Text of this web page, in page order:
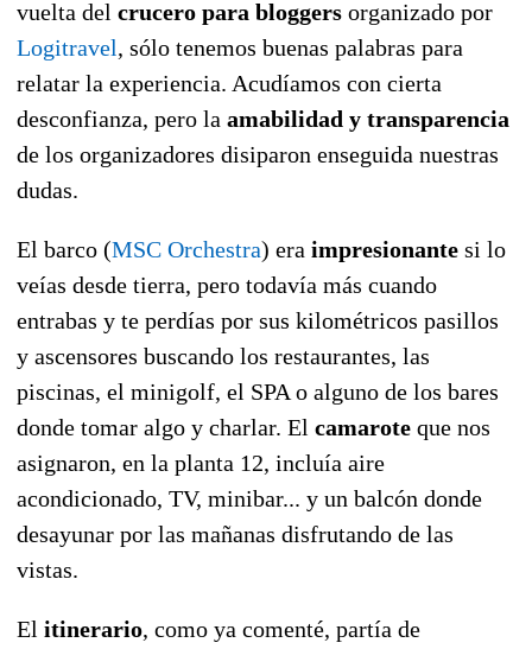
vuelta del crucero para bloggers organizado por
Logitravel, sólo tenemos buenas palabras para
relatar la experiencia. Acudíamos con cierta
desconfianza, pero la amabilidad y transparencia
de los organizadores disiparon enseguida nuestras
dudas.
El barco (MSC Orchestra) era impresionante si lo
veías desde tierra, pero todavía más cuando
entrabas y te perdías por sus kilométricos pasillos
y ascensores buscando los restaurantes, las
piscinas, el minigolf, el SPA o alguno de los bares
donde tomar algo y charlar. El camarote que nos
asignaron, en la planta 12, incluía aire
acondicionado, TV, minibar... y un balcón donde
desayunar por las mañanas disfrutando de las
vistas.
El itinerario, como ya comenté, partía de